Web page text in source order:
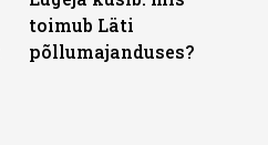
toimub Läti
põllumajanduses?